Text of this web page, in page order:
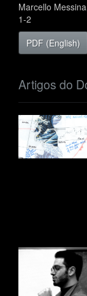
Marcello
1-2
PDF (English)
Artigos do